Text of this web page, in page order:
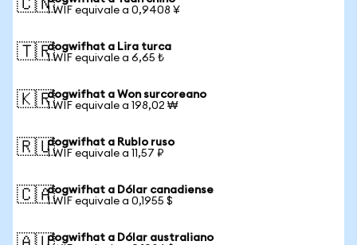
🇨🇳1 WIF equivale a 0,9408 ¥
🇹🇷dogwifhat a Lira turca
1 WIF equivale a 6,65 ₺
🇰🇷dogwifhat a Won surcoreano
1 WIF equivale a 198,02 ₩
🇷🇺dogwifhat a Rublo ruso
1 WIF equivale a 11,57 ₽
🇨🇦dogwifhat a Dólar canadiense
1 WIF equivale a 0,1955 $
dogwifhat a Dólar australiano